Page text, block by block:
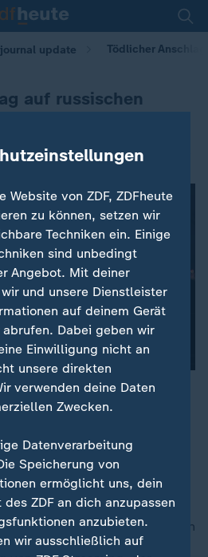
update Tödlicher
auf russischen
auf einen russischen
die Ukraine für Russland
Korrespondent Armin
nach oben
Website von ZDF, ZDFheute
zu können, setzen wir
Techniken ein. Einige
sind unbedingt
Angebot. Mit deiner
und unsere Dienstleister
auf deinem Gerät
Dabei geben wir
Einwilligung nicht an
unsere direkten
verwenden deine Daten
Zwecken.
Datenverarbeitung
Speicherung von
ermöglicht uns, dein
ZDF an dich anzupassen
anzubieten.
wir ausschließlich auf